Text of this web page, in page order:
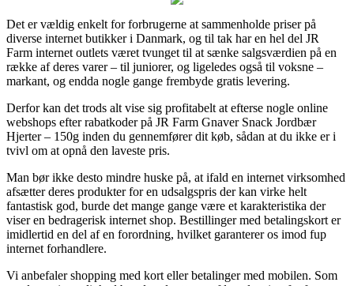
Det er vældig enkelt for forbrugerne at sammenholde priser på
diverse internet butikker i Danmark, og til tak har en hel del JR
Farm internet outlets været tvunget til at sænke salgsværdien på en
række af deres varer – til juniorer, og ligeledes også til voksne –
markant, og endda nogle gange frembyde gratis levering.
Derfor kan det trods alt vise sig profitabelt at efterse nogle online
webshops efter rabatkoder på JR Farm Gnaver Snack Jordbær
Hjerter – 150g inden du gennemfører dit køb, sådan at du ikke er i
tvivl om at opnå den laveste pris.
Man bør ikke desto mindre huske på, at ifald en internet virksomhed
afsætter deres produkter for en udsalgspris der kan virke helt
fantastisk god, burde det mange gange være et karakteristika der
viser en bedragerisk internet shop. Bestillinger med betalingskort er
imidlertid en del af en forordning, hvilket garanterer os imod fup
internet forhandlere.
Vi anbefaler shopping med kort eller betalinger med mobilen. Som